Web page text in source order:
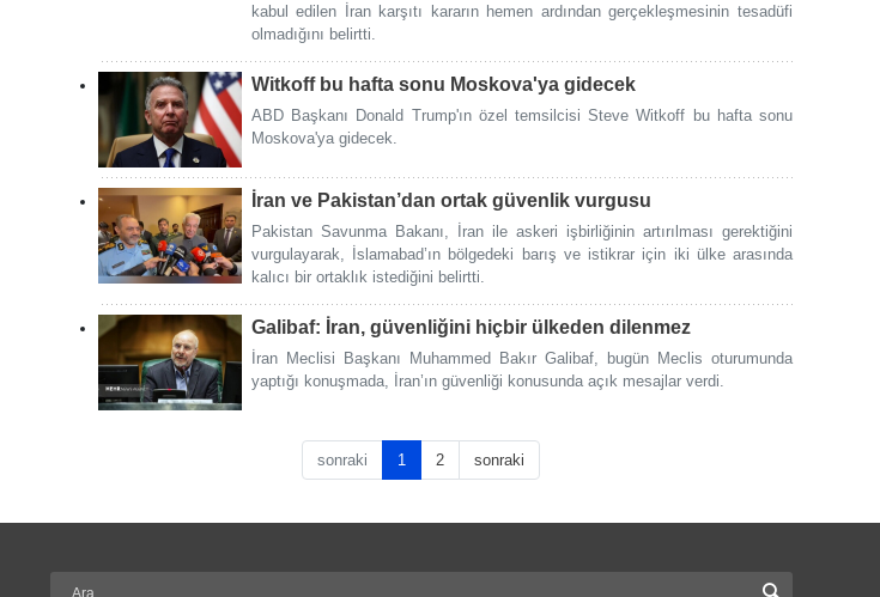
kabul edilen İran karşıtı kararın hemen ardından gerçekleşmesinin tesadüfi
olmadığını belirtti.
Witkoff bu hafta sonu Moskova'ya gidecek
ABD Başkanı Donald Trump'ın özel temsilcisi Steve Witkoff bu hafta sonu
Moskova'ya gidecek.
İran ve Pakistan’dan ortak güvenlik vurgusu
Pakistan Savunma Bakanı, İran ile askeri işbirliğinin artırılması gerektiğini
vurgulayarak, İslamabad’ın bölgedeki barış ve istikrar için iki ülke arasında
kalıcı bir ortaklık istediğini belirtti.
Galibaf: İran, güvenliğini hiçbir ülkeden dilenmez
İran Meclisi Başkanı Muhammed Bakır Galibaf, bugün Meclis oturumunda
yaptığı konuşmada, İran’ın güvenliği konusunda açık mesajlar verdi.
sonraki 1 2 sonraki